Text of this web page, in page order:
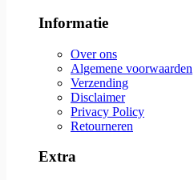
Informatie
Over ons
Algemene voorwaarden
Verzending
Disclaimer
Privacy Policy
Retourneren
Extra